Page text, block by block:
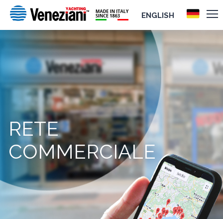
ENGLISH
RETE
COMMERCIALE